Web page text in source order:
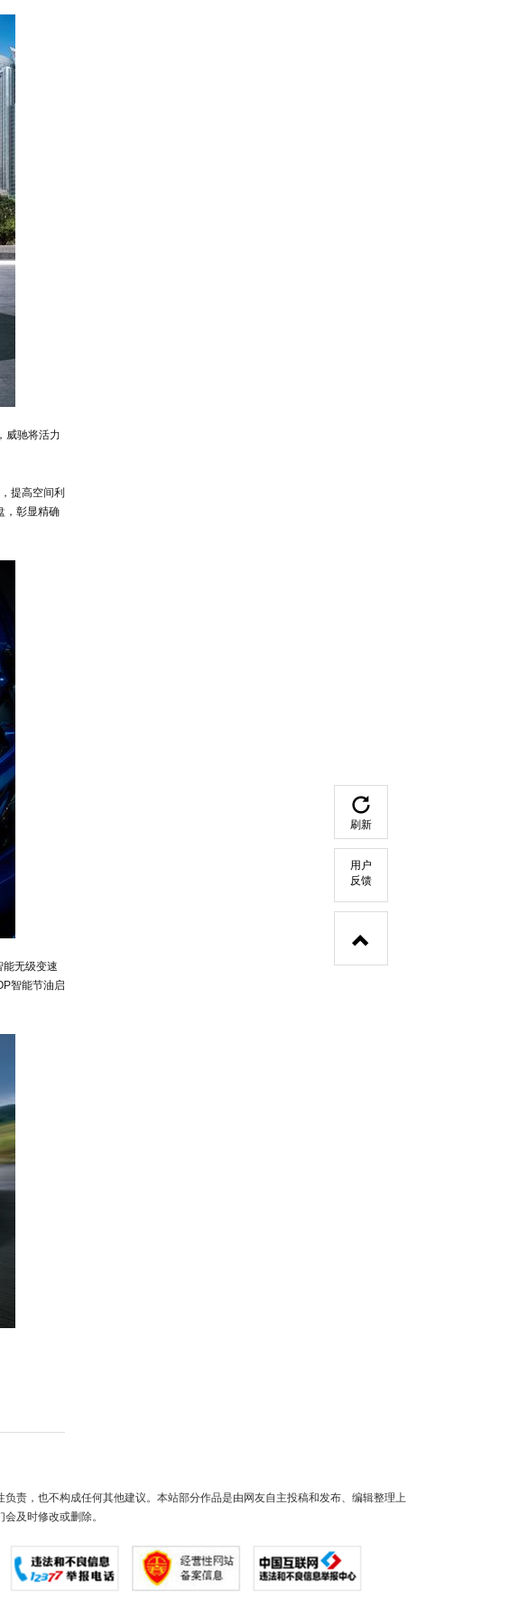
威驰将活力
提高空间利
，彰显精确
无级变速
智能节油启
责，也不构成任何其他建议。本站部分作品是由网友自主投稿和发布、编辑整理上
及时修改或删除。
刷新
用户
反馈